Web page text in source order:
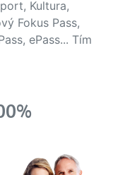
Kultura,
Fokus Pass,
ePass... Tím